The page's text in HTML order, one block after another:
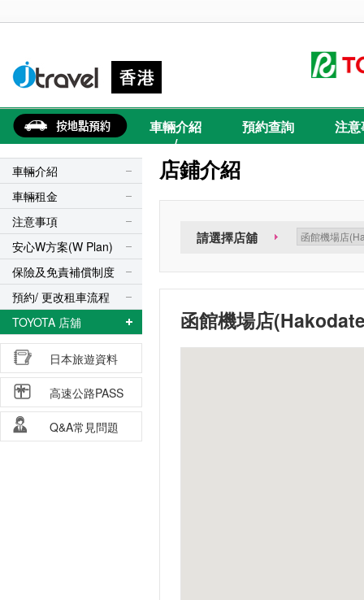
車輛介紹
/
預約查詢 注
車輛介紹
車輛租金
注意事項
安心W方案(W Plan)
保險及免責補償制度
預約/ 更改租車流程
TOYOTA 店舖
日本旅遊資料
高速公路PASS
Q&A常見問題
店鋪介紹
請選擇店舖
函館機場店